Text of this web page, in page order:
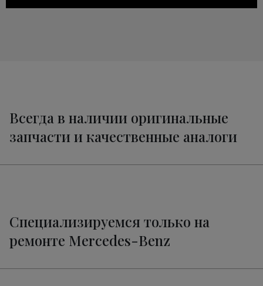
Всегда в наличии оригинальные
запчасти и качественные аналоги
Специализируемся только на
ремонте Mercedes-Benz